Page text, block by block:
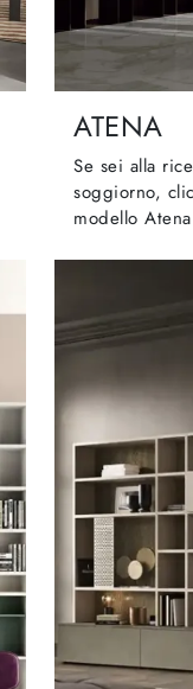
ATENA
Se sei alla
soggiorno,
modello